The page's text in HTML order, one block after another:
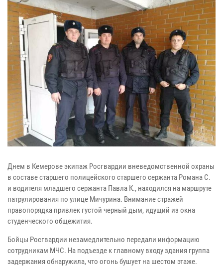
Днем в Кемерове экипаж Росгвардии вневедомственной охраны
в составе старшего полицейского старшего сержанта Романа С.
и водителя младшего сержанта Павла К., находился на маршруте
патрулирования по улице Мичурина. Внимание стражей
правопорядка привлек густой черный дым, идущий из окна
студенческого общежития.
Бойцы Росгвардии незамедлительно передали информацию
сотрудникам МЧС. На подъезде к главному входу здания группа
задержания обнаружила, что огонь бушует на шестом этаже.